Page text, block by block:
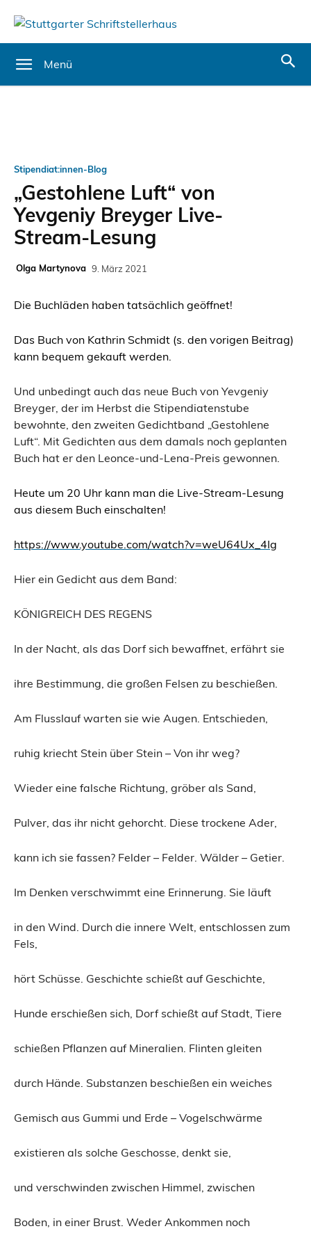
Menü
Stipendiat:innen-Blog
„Gestohlene Luft“ von
Yevgeniy Breyger Live-
Stream-Lesung
Olga Martynova 9. März 2021
Die Buchläden haben tatsächlich geöffnet!
Das Buch von Kathrin Schmidt (s. den vorigen Beitrag)
kann bequem gekauft werden.
Und unbedingt auch das neue Buch von Yevgeniy
Breyger, der im Herbst die Stipendiatenstube
bewohnte, den zweiten Gedichtband „Gestohlene
Luft“. Mit Gedichten aus dem damals noch geplanten
Buch hat er den Leonce-und-Lena-Preis gewonnen.
Heute um 20 Uhr kann man die Live-Stream-Lesung
aus diesem Buch einschalten!
https://www.youtube.com/watch?v=weU64Ux_4Ig
Hier ein Gedicht aus dem Band:
KÖNIGREICH DES REGENS
In der Nacht, als das Dorf sich bewaffnet, erfährt sie
ihre Bestimmung, die großen Felsen zu beschießen.
Am Flusslauf warten sie wie Augen. Entschieden,
ruhig kriecht Stein über Stein – Von ihr weg?
Wieder eine falsche Richtung, gröber als Sand,
Pulver, das ihr nicht gehorcht. Diese trockene Ader,
kann ich sie fassen? Felder – Felder. Wälder – Getier.
Im Denken verschwimmt eine Erinnerung. Sie läuft
in den Wind. Durch die innere Welt, entschlossen zum
Fels,
hört Schüsse. Geschichte schießt auf Geschichte,
Hunde erschießen sich, Dorf schießt auf Stadt, Tiere
schießen Pflanzen auf Mineralien. Flinten gleiten
durch Hände. Substanzen beschießen ein weiches
Gemisch aus Gummi und Erde – Vogelschwärme
existieren als solche Geschosse, denkt sie,
und verschwinden zwischen Himmel, zwischen
Boden, in einer Brust. Weder Ankommen noch